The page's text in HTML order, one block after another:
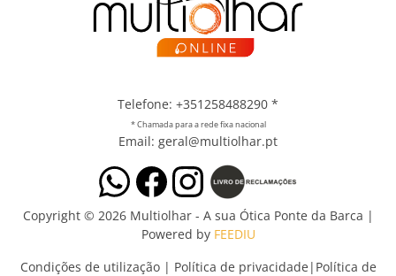
Telefone: +351258488290 *
* Chamada para a rede fixa nacional
Email: geral@multiolhar.pt
Copyright © 2026 Multiolhar - A sua Ótica Ponte da Barca |
Powered by FEEDIU
Condições de utilização| Política de privacidade | Política de